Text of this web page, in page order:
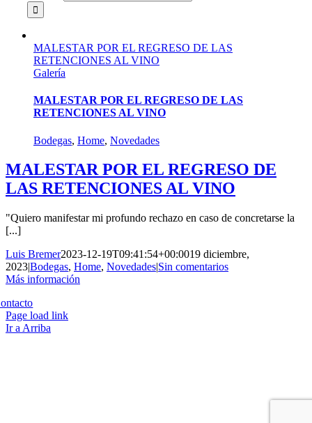
MALESTAR POR EL REGRESO DE LAS
RETENCIONES AL VINO
Galería
MALESTAR POR EL REGRESO DE LAS
RETENCIONES AL VINO
Bodegas, Home, Novedades
MALESTAR POR EL REGRESO DE
LAS RETENCIONES AL VINO
"Quiero manifestar mi profundo rechazo en caso de concretarse la
[...]
Luis Bremer2023-12-19T09:41:54+00:0019 diciembre,
2023|Bodegas, Home, Novedades|Sin comentarios
Más información
Page load link
Ir a Arriba